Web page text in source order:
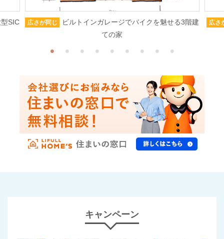
SIC 広さが同じ
ビルトインガレージでバイクを魅せる3階建
ての家
広さ
キャンペーン